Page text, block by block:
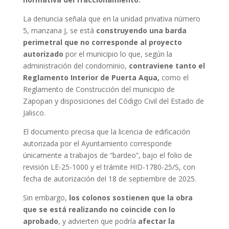
La denuncia señala que en la unidad privativa número
5, manzana J, se está construyendo una barda
perimetral que no corresponde al proyecto
autorizado por el municipio lo que, según la
administración del condominio, contraviene tanto el
Reglamento Interior de Puerta Aqua, como el
Reglamento de Construcción del municipio de
Zapopan y disposiciones del Código Civil del Estado de
Jalisco.
El documento precisa que la licencia de edificación
autorizada por el Ayuntamiento corresponde
únicamente a trabajos de “bardeo”, bajo el folio de
revisión LE-25-1000 y el trámite HID-1780-25/S, con
fecha de autorización del 18 de septiembre de 2025.
Sin embargo, los colonos sostienen que la obra
que se está realizando no coincide con lo
aprobado, y advierten que podría afectar la